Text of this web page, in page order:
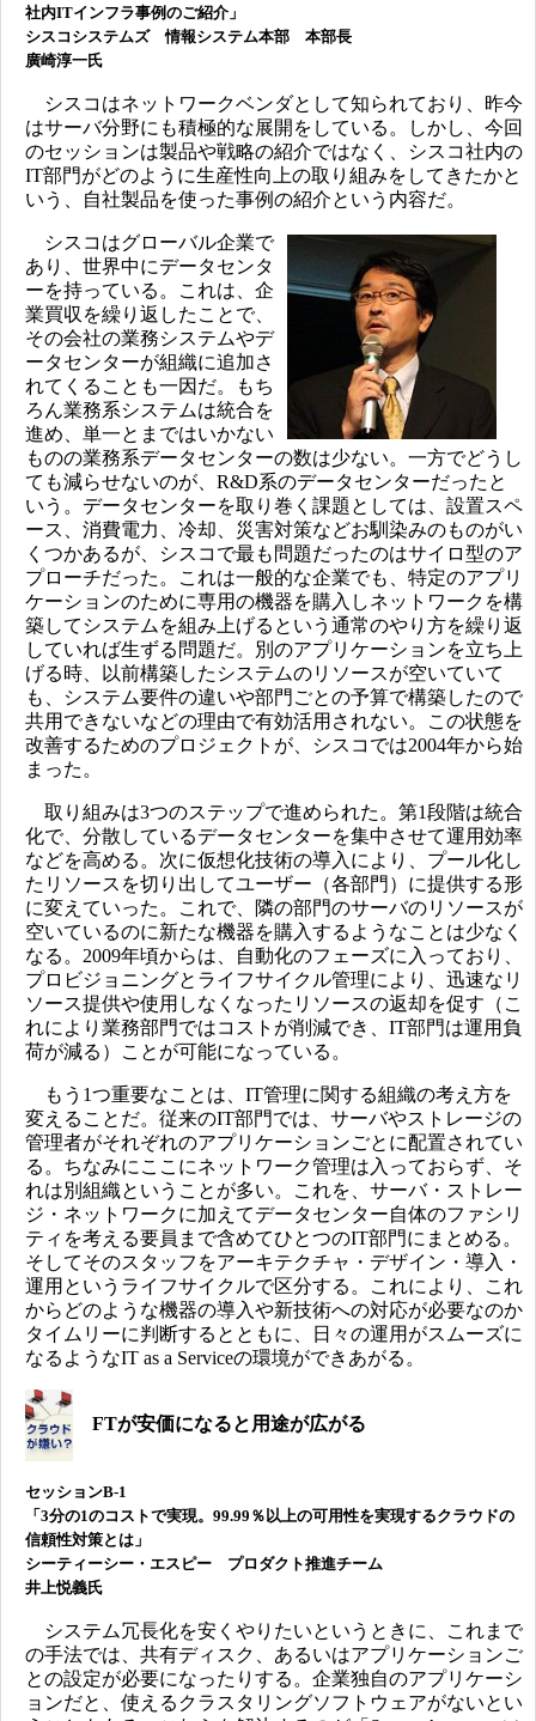
社内ITインフラ事例のご紹介」
シスコシステムズ 情報システム本部 本部長
廣崎淳一氏
シスコはネットワークベンダとして知られており、昨今
はサーバ分野にも積極的な展開をしている。しかし、今回
のセッションは製品や戦略の紹介ではなく、シスコ社内の
IT部門がどのように生産性向上の取り組みをしてきたかと
いう、自社製品を使った事例の紹介という内容だ。
シスコはグローバル企業で
あり、世界中にデータセンタ
ーを持っている。これは、企
業買収を繰り返したことで、
その会社の業務システムやデ
ータセンターが組織に追加さ
れてくることも一因だ。もち
ろん業務系システムは統合を
進め、単一とまではいかない
ものの業務系データセンターの数は少ない。一方でどうし
ても減らせないのが、R&D系のデータセンターだったと
いう。データセンターを取り巻く課題としては、設置スペ
ース、消費電力、冷却、災害対策などお馴染みのものがい
くつかあるが、シスコで最も問題だったのはサイロ型のア
プローチだった。これは一般的な企業でも、特定のアプリ
ケーションのために専用の機器を購入しネットワークを構
築してシステムを組み上げるという通常のやり方を繰り返
していれば生ずる問題だ。別のアプリケーションを立ち上
げる時、以前構築したシステムのリソースが空いていて
も、システム要件の違いや部門ごとの予算で構築したので
共用できないなどの理由で有効活用されない。この状態を
改善するためのプロジェクトが、シスコでは2004年から始
まった。
取り組みは3つのステップで進められた。第1段階は統合
化で、分散しているデータセンターを集中させて運用効率
などを高める。次に仮想化技術の導入により、プール化し
たリソースを切り出してユーザー（各部門）に提供する形
に変えていった。これで、隣の部門のサーバのリソースが
空いているのに新たな機器を購入するようなことは少なく
なる。2009年頃からは、自動化のフェーズに入っており、
プロビジョニングとライフサイクル管理により、迅速なリ
ソース提供や使用しなくなったリソースの返却を促す（こ
れにより業務部門ではコストが削減でき、IT部門は運用負
荷が減る）ことが可能になっている。
もう1つ重要なことは、IT管理に関する組織の考え方を
変えることだ。従来のIT部門では、サーバやストレージの
管理者がそれぞれのアプリケーションごとに配置されてい
る。ちなみにここにネットワーク管理は入っておらず、そ
れは別組織ということが多い。これを、サーバ・ストレー
ジ・ネットワークに加えてデータセンター自体のファシリ
ティを考える要員まで含めてひとつのIT部門にまとめる。
そしてそのスタッフをアーキテクチャ・デザイン・導入・
運用というライフサイクルで区分する。これにより、これ
からどのような機器の導入や新技術への対応が必要なのか
タイムリーに判断するとともに、日々の運用がスムーズに
なるようなIT as a Serviceの環境ができあがる。
FTが安価になると用途が広がる
セッションB-1
「3分の1のコストで実現。99.99％以上の可用性を実現するクラウドの
信頼性対策とは」
シーティーシー・エスピー プロダクト推進チーム
井上悦義氏
システム冗長化を安くやりたいというときに、これまで
の手法では、共有ディスク、あるいはアプリケーションご
との設定が必要になったりする。企業独自のアプリケーシ
ョンだと、使えるクラスタリングソフトウェアがないとい